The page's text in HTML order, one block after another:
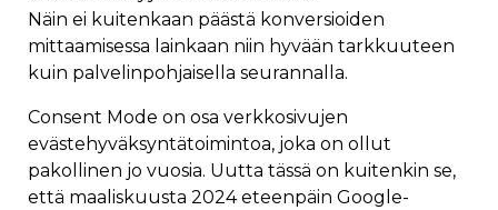
Näin ei kuitenkaan päästä konversioiden
mittaamisessa lainkaan niin hyvään tarkkuuteen
kuin palvelinpohjaisella seurannalla.
Consent Mode on osa verkkosivujen
evästehyväksyntätoimintoa, joka on ollut
pakollinen jo vuosia. Uutta tässä on kuitenkin se,
että maaliskuusta 2024 eteenpäin Google-